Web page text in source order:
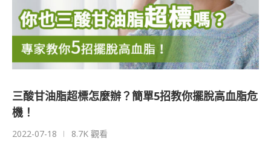
三酸甘油脂超標怎麼辦？簡單5招教你擺脫高血脂危
機！
2022-07-18 8.7K 觀看